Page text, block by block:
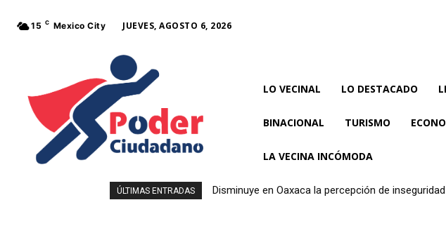
15 C Mexico City JUEVES, AGOSTO 6, 2026
LO VECINAL LO DESTACADO
BINACIONAL TURISMO
LA VECINA INCÓMODA
ÚLTIMAS ENTRADAS Disminuye en Oaxaca la percepción de